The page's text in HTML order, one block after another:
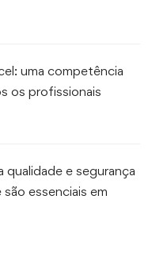
uma competência
os profissionais
qualidade e segurança
essenciais em